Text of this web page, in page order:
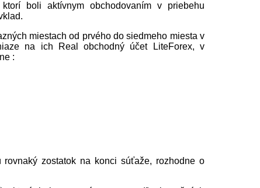
boli aktívnym obchodovaním v priebehu
miestach od prvého do siedmeho miesta v
na ich Real obchodný účet LiteForex, v
:
zostatok na konci súťaže, rozhodne o